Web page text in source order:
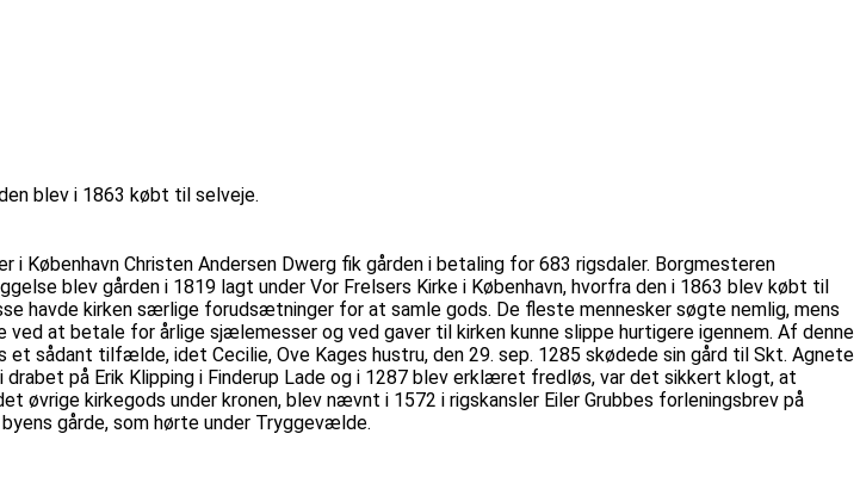
blev i 1863 købt til selveje.
Christen Andersen Dwerg fik gården i betaling for 683 rigsdaler. Borgmesteren
blev gården i 1819 lagt under Vor Frelsers Kirke i København, hvorfra den i 1863 blev købt til
havde kirken særlige forudsætninger for at samle gods. De fleste mennesker søgte nemlig, mens
at betale for årlige sjælemesser og ved gaver til kirken kunne slippe hurtigere igennem. Af denne
sådant tilfælde, idet Cecilie, Ove Kages hustru, den 29. sep. 1285 skødede sin gård til Skt. Agnete
på Erik Klipping i Finderup Lade og i 1287 blev erklæret fredløs, var det sikkert klogt, at
kirkegods under kronen, blev nævnt i 1572 i rigskansler Eiler Grubbes forleningsbrev på
gårde, som hørte under Tryggevælde.